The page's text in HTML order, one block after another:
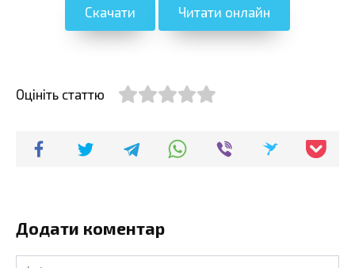
Скачати Читати онлайн
Оцініть статтю
Додати коментар
Ім'я